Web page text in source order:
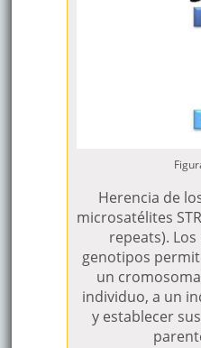
Herencia de
microsatélites
repeats).
genotipos
un
individuo, a un
y establecer